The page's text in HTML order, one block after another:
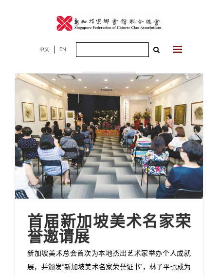
中文 EN
2021年06月28
首届新加坡美术名家荣
誉邀请展
新加坡美术总会首次为本地杰出艺术家举办个人成就
展，并颁发“新加坡美术名家荣誉证书”，林子平也成为